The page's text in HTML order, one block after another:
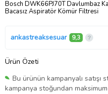
Bosch DWK66PJ70T Davlumbaz
Bacasız Aspiratör Kömür Filtresi
ankastreaksesuar 9,3
Ürün Özeti
Bu ürünün kampanyalı satışı
kampanya stoğundan